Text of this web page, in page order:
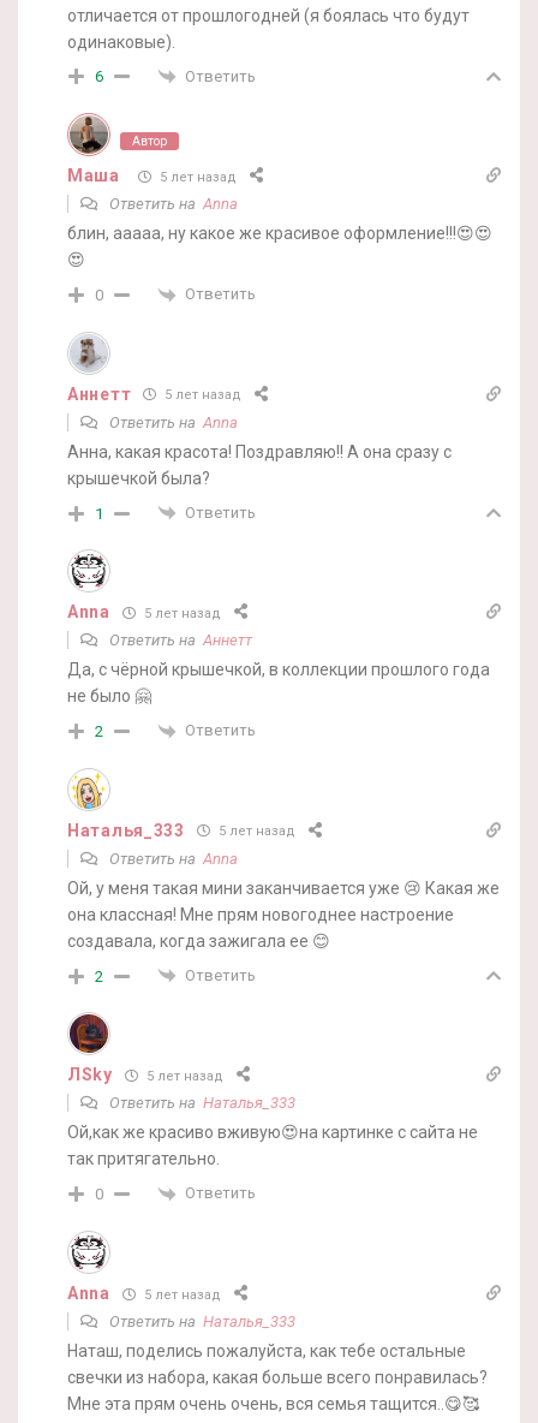
отличается от прошлогодней (я боялась что будут
одинаковые).
6 Ответить
Автор
Маша 5 лет назад
Ответить наAnna
блин, ааааа, ну какое же красивое оформление!!!😍😍
😍
0 Ответить
Аннетт 5 лет назад
Ответить на Anna
Анна, какая красота! Поздравляю!! А она сразу с
крышечкой была?
1 Ответить
Anna 5 лет назад
Ответить наАннетт
Да, с чёрной крышечкой, в коллекции прошлого года
не было 🤗
2 Ответить
Наталья_333 5 лет назад
Ответить на Anna
Ой, у меня такая мини заканчивается уже 😢 Какая же
она классная! Мне прям новогоднее настроение
создавала, когда зажигала ее 😊
2 Ответить
ЛSky 5 лет назад
Ответить на Наталья_333
Ой,как же красиво вживую😍на картинке с сайта не
так притягательно.
0 Ответить
Anna 5 лет назад
Ответить на Наталья_333
Наташ, поделись пожалуйста, как тебе остальные
свечки из набора, какая больше всего понравилась?
Мне эта прям очень очень, вся семья тащится..😋🥰